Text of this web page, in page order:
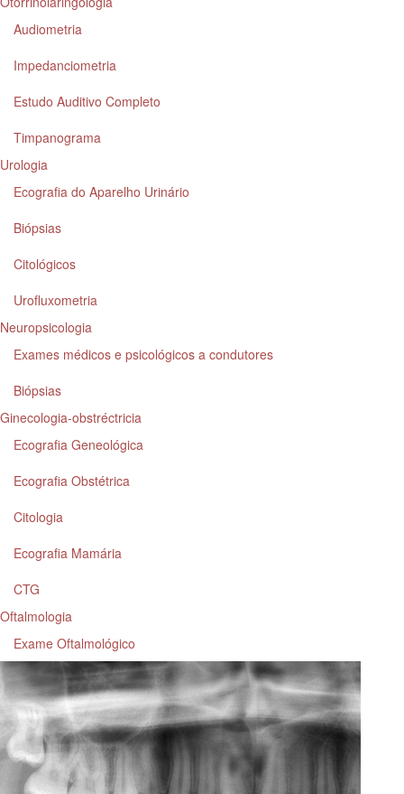
Audiometria
Impedanciometria
Estudo Auditivo Completo
Timpanograma
Urologia
Ecografia do Aparelho Urinário
Biópsias
Citológicos
Urofluxometria
Neuropsicologia
Exames médicos e psicológicos a condutores
Biópsias
Ginecologia-obstréctricia
Ecografia Geneológica
Ecografia Obstétrica
Citologia
Ecografia Mamária
CTG
Oftalmologia
Exame Oftalmológico